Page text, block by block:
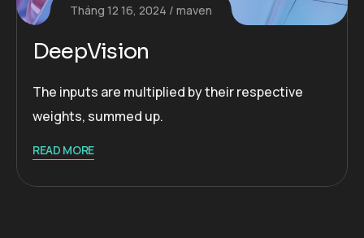
Tháng 12 16, 2024 maven
DeepVision
The inputs are multiplied by their respective
weights, summed up.
READ MORE